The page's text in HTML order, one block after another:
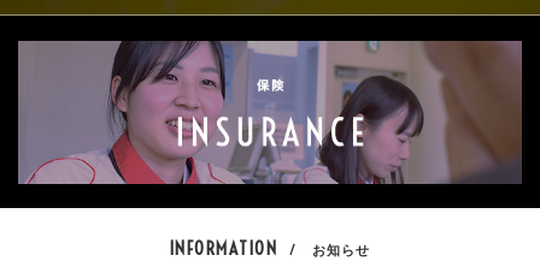
INFORMATION / お知らせ